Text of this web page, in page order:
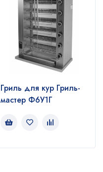
Гриль для кур Гриль-
мастер Ф6У1Г